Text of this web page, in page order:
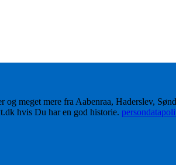
meget mere fra Aabenraa, Haderslev,
hvis Du har en god historie.